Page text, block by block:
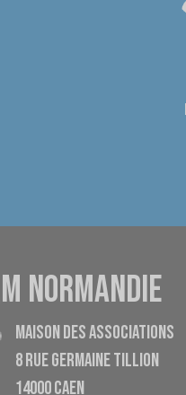
NORMANDIE
MAISON DES ASSOCIATIONS
8 RUE GERMAINE TILLION
14000 CAEN